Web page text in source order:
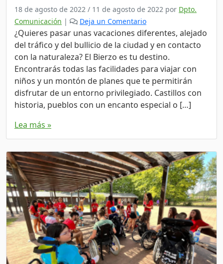
18 de agosto de 2022 / 11 de agosto de 2022 por Dpto.
Comunicación | Deja un Comentario
¿Quieres pasar unas vacaciones diferentes, alejado
del tráfico y del bullicio de la ciudad y en contacto
con la naturaleza? El Bierzo es tu destino.
Encontrarás todas las facilidades para viajar con
niños y un montón de planes que te permitirán
disfrutar de un entorno privilegiado. Castillos con
historia, pueblos con un encanto especial o […]
Lea más »